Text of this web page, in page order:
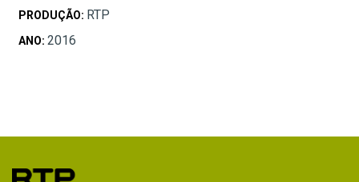
PRODUÇÃO: RTP
ANO: 2016